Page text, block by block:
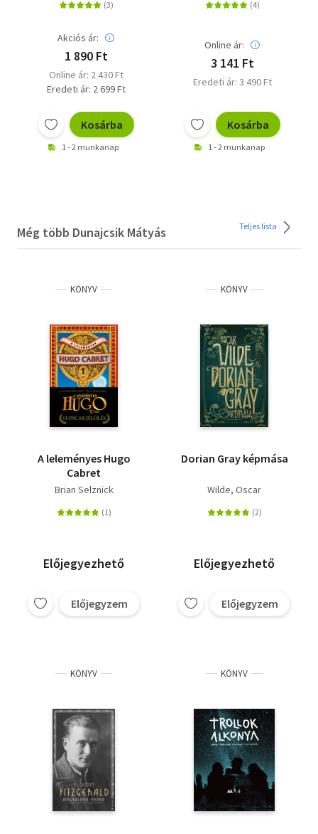
Akciós ár:
1 890 Ft
Online ár: 2 430 Ft
Eredeti ár: 2 699 Ft
Kosárba
1 - 2 munkanap
Online ár:
3 141 Ft
Eredeti ár: 3 490 Ft
Kosárba
1 - 2 munkanap
Még több Dunajcsik Mátyás Teljes lista
KÖNYV
A leleményes Hugo
Cabret
Brian Selznick
Előjegyezhető
Előjegyzem
KÖNYV
Dorian Gray képmása
Wilde, Oscar
Előjegyezhető
Előjegyzem
KÖNYV KÖNYV